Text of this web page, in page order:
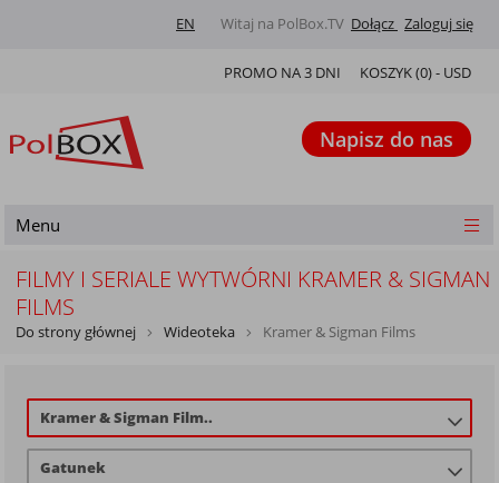
Witaj na PolBox.TV Dołącz Zaloguj się
EN
KOSZYK (0) - USD
PROMO NA 3 DNI
Napisz do nas
Menu
FILMY I SERIALE WYTWÓRNI KRAMER & SIGMAN
FILMS
Do strony głównej Wideoteka Kramer & Sigman Films
Kramer & Sigman Film..
Gatunek